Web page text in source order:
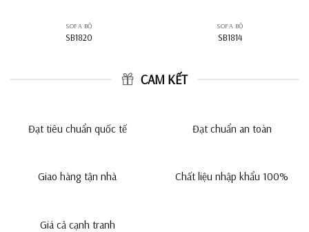
SOFA BỘ
SB1820
SOFA BỘ
SB1814
CAM KẾT
Đạt tiêu chuẩn quốc tế Đạt chuẩn an toàn
Giao hàng tận nhà Chất liệu nhập khẩu 100%
Giá cả cạnh tranh